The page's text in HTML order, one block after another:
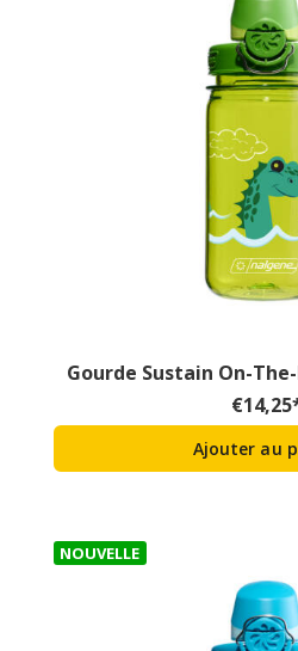
Gourde Sustain On-
€14,25
Ajouter au
NOUVELLE